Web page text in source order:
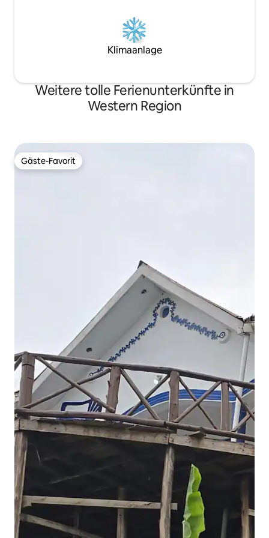
Klimaanlage
Weitere tolle Ferienunterkünfte in
Western Region
Gäste-Favorit
Gäste-Favorit